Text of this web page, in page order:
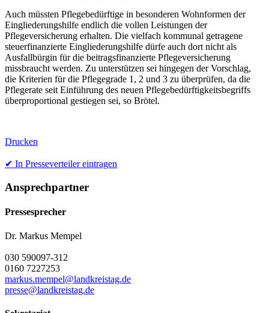
Auch müssten Pflegebedürftige in besonderen Wohnformen der
Eingliederungshilfe endlich die vollen Leistungen der
Pflegeversicherung erhalten. Die vielfach kommunal getragene
steuerfinanzierte Eingliederungshilfe dürfe auch dort nicht als
Ausfallbürgin für die beitragsfinanzierte Pflegeversicherung
missbraucht werden. Zu unterstützen sei hingegen der Vorschlag,
die Kriterien für die Pflegegrade 1, 2 und 3 zu überprüfen, da die
Pflegerate seit Einführung des neuen Pflegebedürftigkeitsbegriffs
überproportional gestiegen sei, so Brötel.
Drucken
✔ In Presseverteiler eintragen
Ansprechpartner
Pressesprecher
Dr. Markus Mempel
030 590097-312
0160 7227253
markus.mempel@landkreistag.de
presse@landkreistag.de